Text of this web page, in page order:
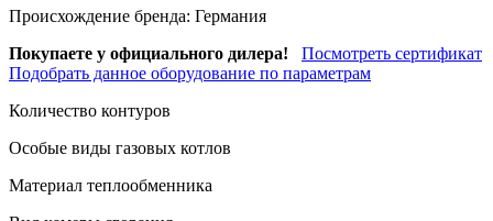
Происхождение бренда: Германия
Покупаете у официального дилера!
Посмотреть сертификат
Подобрать данное оборудование по параметрам
Количество контуров
Особые виды газовых котлов
Материал теплообменника